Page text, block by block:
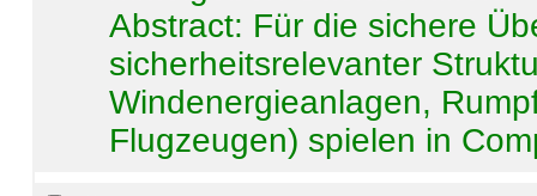
Abstract: Für die sichere
sicherheitsrelevanter
Windenergieanlagen,
Flugzeugen) spielen in